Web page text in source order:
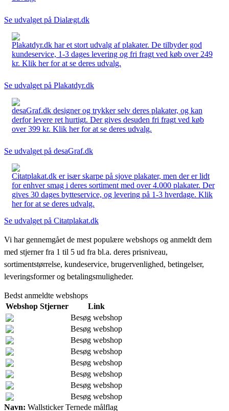
Se udvalget på Dialægt.dk
Plakatdyr.dk har et stort udvalg af plakater. De tilbyder god
kundeservice, 1-3 dages levering og fri fragt ved køb over 249
kr. Klik her for at se deres udvalg.
Se udvalget på Plakatdyr.dk
desaGraf.dk designer og trykker selv deres plakater, og kan
derfor levere ret hurtigt. Der gives desuden fri fragt ved køb
over 399 kr. Klik her for at se deres udvalg.
Se udvalget på desaGraf.dk
Citatplakat.dk er især skarpe på sjove plakater, men der er lidt
for enhver smag i deres sortiment med over 4.000 plakater. Der
gives 30 dages bytteservice, og levering på 1-3 hverdage. Klik
her for at se deres udvalg.
Se udvalget på Citatplakat.dk
Vi har gennemgået de mest populære webshops og anmeldt dem
med stjerner fra 1 til 5 ud fra bl.a. deres prisniveau,
sortimentstørrelse, kundeservice, brugervenlighed, betingelser,
leveringsformer og betalingsmuligheder.
Bedst anmeldte webshops
Webshop Stjerner
Link
Besøg webshop
Besøg webshop
Besøg webshop
Besøg webshop
Besøg webshop
Besøg webshop
Besøg webshop
Besøg webshop
Navn: Wallsticker Ternede målflag